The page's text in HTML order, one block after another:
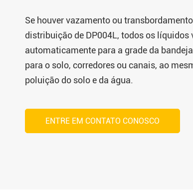
Se houver vazamento ou
distribuição de DP004L, todos os líquidos
automaticamente para a grade da
para o solo, corredores ou canais, ao
poluição do solo e da água.
ENTRE EM CONTATO CONOSCO